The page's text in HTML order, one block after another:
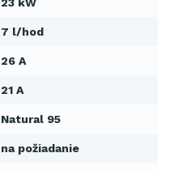
23 kW
7 l/hod
26 A
21 A
Natural 95
na požiadanie